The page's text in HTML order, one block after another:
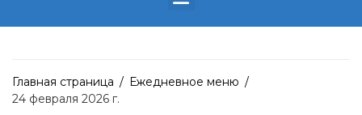
Главная страница / Ежедневное меню /
24 февраля 2026 г.